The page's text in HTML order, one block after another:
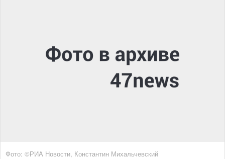
Фото: ©РИА Новости, Константин Михальчевский